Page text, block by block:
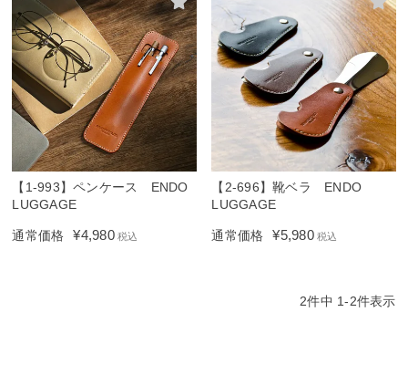
ブランドから探す
容量から探す
泊数から探す
価格 円 〜 円
検索する
【1-993】ペンケース ENDO
LUGGAGE
通常価格 ¥4,980 税込
【2-696】靴ベラ ENDO
LUGGAGE
通常価格 ¥5,980 税込
2件中 1-2件表示